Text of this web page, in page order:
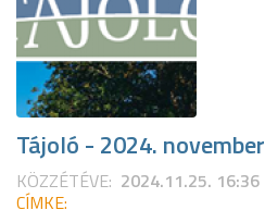
Tájoló - 2024. november
KÖZZÉTÉVE: 2024.11.25. 16:36
CÍMKE: